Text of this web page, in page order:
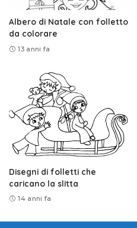
Albero di Natale con folletto
da colorare
13 anni fa
Disegni di folletti che
caricano la slitta
14 anni fa